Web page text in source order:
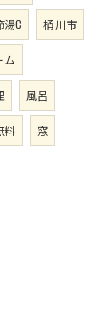
湯C 桶川市
ム
風呂
料 窓